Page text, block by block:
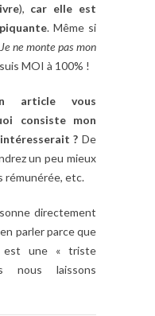
), car elle est
. Même si
Je ne monte pas mon
MOI à 100% !
article vous
consiste mon
? De
un peu mieux
rémunérée, etc.
directement
parler parce que
est une « triste
laissons